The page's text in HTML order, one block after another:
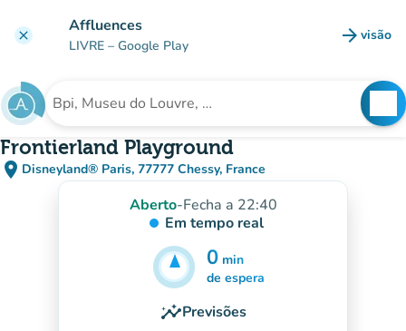
clear Affluences
LIVRE – Google Play arrow_forward visão
(novo
Procura uma instituição
Frontierland Playground
place Disneyland® Paris, 77777 Chessy, France
(abrir no Google Maps)
(novo separador)
Aberto-Fecha a 22:40
Em tempo real
0 min
5min
de espera
insightsPrevisões